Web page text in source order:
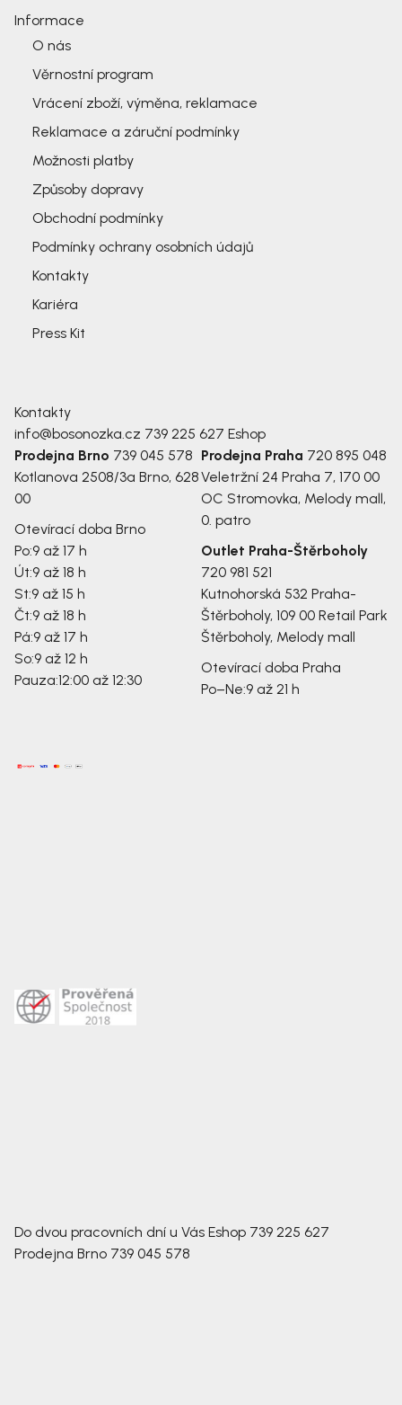
Informace
O nás
Věrnostní program
Vrácení zboží, výměna, reklamace
Reklamace a záruční podmínky
Možnosti platby
Způsoby dopravy
Obchodní podmínky
Podmínky ochrany osobních údajů
Kontakty
Kariéra
Press Kit
Kontakty
info@bosonozka.cz 739 225 627 Eshop
Prodejna Brno 739 045 578
Kotlanova 2508/3a Brno, 628
00
Otevírací doba Brno
Po:9 až 17 h
Út:9 až 18 h
St:9 až 15 h
Čt:9 až 18 h
Pá:9 až 17 h
So:9 až 12 h
Pauza:12:00 až 12:30
Prodejna Praha 720 895 048
Veletržní 24 Praha 7, 170 00
OC Stromovka, Melody mall,
0. patro
Outlet Praha-Štěrboholy
720 981 521
Kutnohorská 532 Praha-
Štěrboholy, 109 00 Retail Park
Štěrboholy, Melody mall
Otevírací doba Praha
Po–Ne:9 až 21 h
Do dvou pracovních dní u Vás Eshop 739 225 627
Prodejna Brno 739 045 578